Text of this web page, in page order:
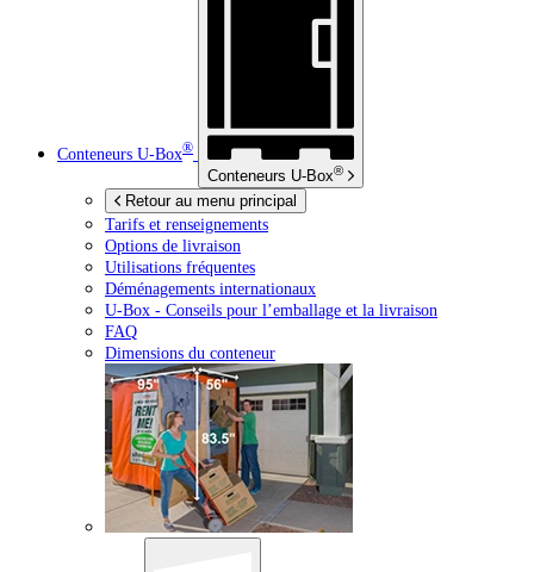
Conteneurs U-Box®
Conteneurs U-Box®
Retour au menu principal
Tarifs et renseignements
Options de livraison
Utilisations fréquentes
Déménagements internationaux
U-Box - Conseils pour l’emballage et la livraison
FAQ
Dimensions du conteneur